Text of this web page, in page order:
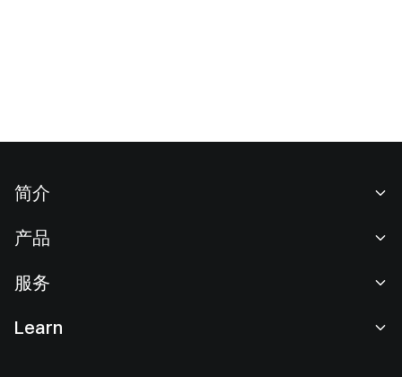
简介
新闻中心
产品
现货交易
服务
Learn